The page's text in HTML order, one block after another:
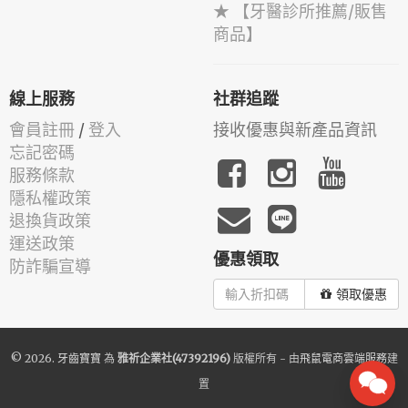
★ 【牙醫診所推薦/販售
商品】
線上服務
會員註冊 / 登入
忘記密碼
服務條款
隱私權政策
退換貨政策
運送政策
防詐騙宣導
社群追蹤
接收優惠與新產品資訊
優惠領取
領取優惠
© 2026. 牙齒寶寶 為 雅祈企業社(47392196)版權所有 - 由飛鼠電商雲端服務建
置